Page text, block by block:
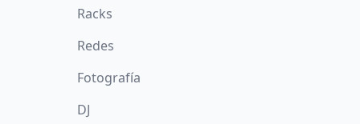
Racks
Redes
Fotografía
DJ